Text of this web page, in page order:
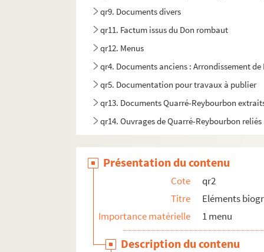
qr9. Documents divers
qr11. Factum issus du Don rombaut
qr12. Menus
qr4. Documents anciens : Arrondissement de
qr5. Documentation pour travaux à publier
qr13. Documents Quarré-Reybourbon
qr14. Ouvrages de Quarré-Reybourbon
pf65. Portefeuille 65 : Pièces concernant la
pf66-1. Portefeuille 66-1 : Gravures et
pf66-2. Portefeuille 66 -2 : Photographies
pf66bis. Portefeuille 66 bis : Plans
pf67. Portefeuille 67 : Plans de propriétés
pf68. Portefeuille 68 : Documents relatifs
Présentation du contenu
Cote
qr2
Titre
Eléments
Importance matérielle
1 menu
Description du contenu